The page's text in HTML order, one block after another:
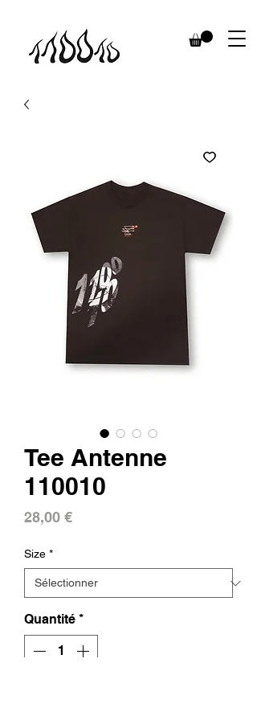
Tee Antenne
110010
28,00 €Prix
Size *
Quantité *